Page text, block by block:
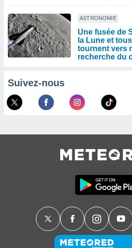
ASTRONOMIE
Une fusée de
la Lune et
tournent vers
recherche du
Suivez-nous